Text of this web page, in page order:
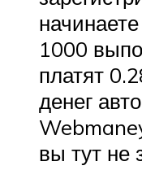
1000
платят
денег
вы тут не